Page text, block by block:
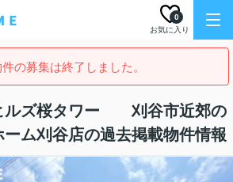
お気に入り
0
の募集は終了しました。
ルズ桜タワー 刈谷市近郊の
ム刈谷店の過去掲載物件情報